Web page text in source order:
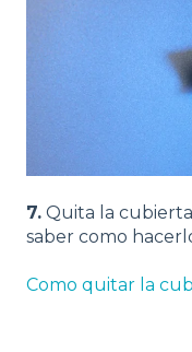
7. Quita la
saber como
Como quitar la